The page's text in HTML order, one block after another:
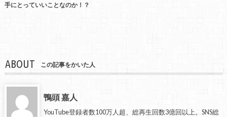
手にとっていいことなのか！？
ABOUT この記事をかいた人
鴨頭 嘉人
YouTube登録者数100万人超、総再生回数3億回以上。SNS総